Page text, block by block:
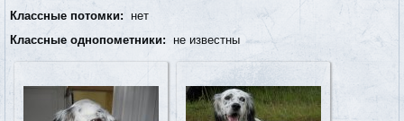
Классные потомки: нет
Классные однопометники: не известны